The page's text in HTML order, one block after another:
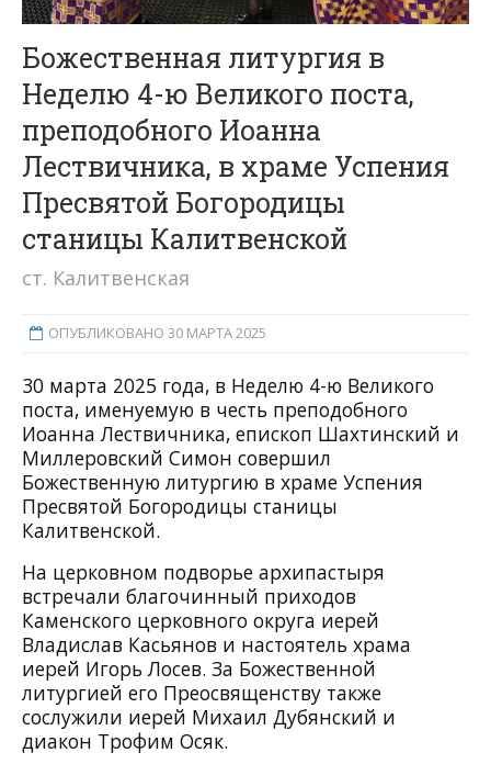
Божественная литургия в
Неделю 4-ю Великого поста,
преподобного Иоанна
Лествичника, в храме Успения
Пресвятой Богородицы
станицы Калитвенской
ст. Калитвенская
ОПУБЛИКОВАНО 30 МАРТА 2025
30 марта 2025 года, в Неделю 4-ю Великого
поста, именуемую в честь преподобного
Иоанна Лествичника, епископ Шахтинский и
Миллеровский Симон совершил
Божественную литургию в храме Успения
Пресвятой Богородицы станицы
Калитвенской.
На церковном подворье архипастыря
встречали благочинный приходов
Каменского церковного округа иерей
Владислав Касьянов и настоятель храма
иерей Игорь Лосев. За Божественной
литургией его Преосвященству также
сослужили иерей Михаил Дубянский и
диакон Трофим Осяк.